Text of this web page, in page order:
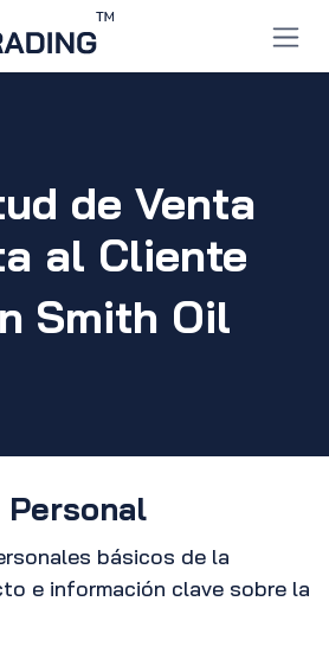
de Venta
al Cliente
Smith Oil
básicos de la
e información clave sobre la